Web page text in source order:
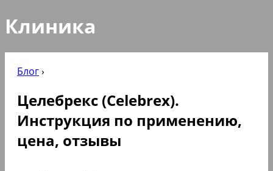
Клиника
Блог›
Целебрекс (Celebrex).
Инструкция по применению,
цена, отзывы